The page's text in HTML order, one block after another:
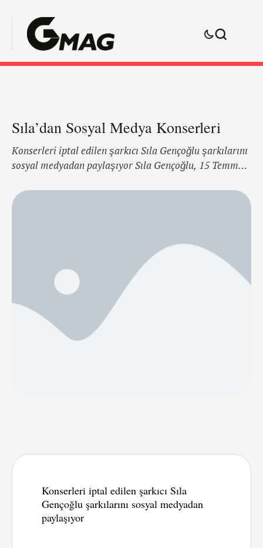
Sıla’dan Sosyal Medya Konserleri
Konserleri iptal edilen şarkıcı Sıla Gençoğlu şarkılarını
sosyal medyadan paylaşıyor Sıla Gençoğlu, 15 Temmuz
"Demokrasi ve Şehitler Mitingi" hakkında "Darbeye
karşıyım ama böyle bir şovun içinde bulunmak
edilen Sıla çareyi sosyal medyada buldu. Son olarak 3
Eylül Cumartesi …
Konserleri iptal edilen şarkıcı Sıla
Gençoğlu şarkılarını sosyal medyadan
paylaşıyor